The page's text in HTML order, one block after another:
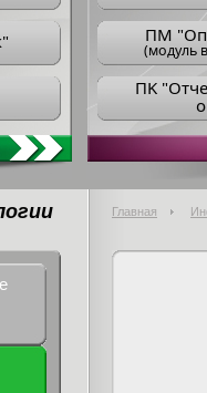
ПM
(модуль
ПK
Главная